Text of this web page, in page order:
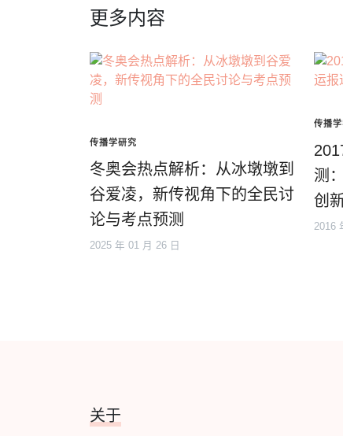
更多内容
传播学研究
冬奥会热点解析：从冰墩墩到
谷爱凌，新传视角下的全民讨
论与考点预测
2025 年 01 月 26 日
传播
测
创
2016
关于